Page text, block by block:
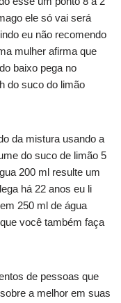
ele só vai será
eu não recomendo
mulher afirma que
baixo pega no
do suco do limão
da mistura usando a
do suco de limão 5
200 ml resulte um
há 22 anos eu li
250 ml de água
você também faça
de pessoas que
a melhor em suas